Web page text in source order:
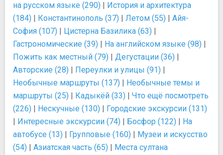
на русском языке (290) | История и архитектура
(184) | Константинополь (37) | Летом (55) | Айя-
София (107) | Цистерна Базилика (63) |
Гастрономические (39) | На английском языке (98) |
Пожить как местный (79) | Дегустации (36) |
Авторские (28) | Переулки и улицы (91) |
Необычные маршруты (137) | Необычные темы и
маршруты (25) | Кадыкёй (33) | Что ещё посмотреть
(226) | Нескучные (130) | Городские экскурсии (131)
| Интересные экскурсии (74) | Босфор (122) | На
автобусе (13) | Групповые (160) | Музеи и искусство
(54) | Азиатская часть (65) | Места султана